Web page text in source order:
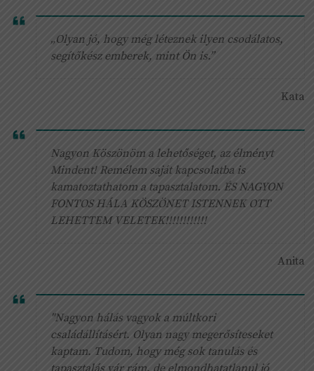
„Olyan jó, hogy még léteznek ilyen csodálatos,
segítőkész emberek, mint Ön is.”
Kata
Nagyon Köszönöm a lehetőséget, az élményt
Mindent! Remélem saját kapcsolatba is
kamatoztathatom a tapasztalatom. ÉS NAGYON
FONTOS HÁLA KÖSZÖNET ISTENNEK OTT
LEHETTEM VELETEK!!!!!!!!!!!!
Anita
"Nagyon hálás vagyok a múltkori
családállításért. Olyan nagy megerősíteseket
kaptam. Tudom, hogy még sok tanulás és
tapasztalás vár rám, de elmondhatatlanul jó